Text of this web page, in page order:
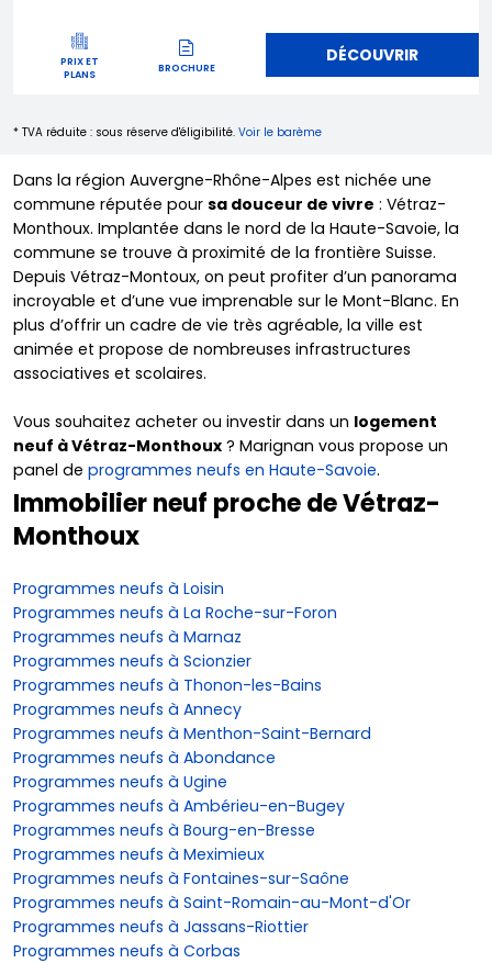
PRIX ET
PLANS
BROCHURE
DÉCOUVRIR
* TVA réduite : sous réserve d'éligibilité. Voir le barème
Dans la région Auvergne-Rhône-Alpes est nichée une
commune réputée pour sa douceur de vivre : Vétraz-
Monthoux. Implantée dans le nord de la Haute-Savoie, la
commune se trouve à proximité de la frontière Suisse.
Depuis Vétraz-Montoux, on peut profiter d’un panorama
incroyable et d’une vue imprenable sur le Mont-Blanc. En
plus d’offrir un cadre de vie très agréable, la ville est
animée et propose de nombreuses infrastructures
associatives et scolaires.
Vous souhaitez acheter ou investir dans un logement
neuf à Vétraz-Monthoux ? Marignan vous propose un
panel de programmes neufs en Haute-Savoie.
Immobilier neuf proche de Vétraz-
Monthoux
Programmes neufs à Loisin
Programmes neufs à La Roche-sur-Foron
Programmes neufs à Marnaz
Programmes neufs à Scionzier
Programmes neufs à Thonon-les-Bains
Programmes neufs à Annecy
Programmes neufs à Menthon-Saint-Bernard
Programmes neufs à Abondance
Programmes neufs à Ugine
Programmes neufs à Ambérieu-en-Bugey
Programmes neufs à Bourg-en-Bresse
Programmes neufs à Meximieux
Programmes neufs à Fontaines-sur-Saône
Programmes neufs à Saint-Romain-au-Mont-d'Or
Programmes neufs à Jassans-Riottier
Programmes neufs à Corbas